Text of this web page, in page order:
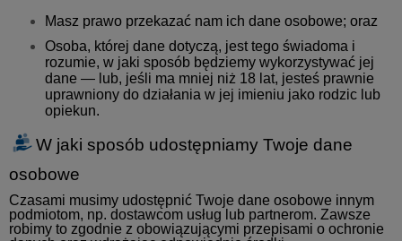
Masz prawo przekazać nam ich dane osobowe; oraz
Osoba, której dane dotyczą, jest tego świadoma i
rozumie, w jaki sposób będziemy wykorzystywać jej
dane — lub, jeśli ma mniej niż 18 lat, jesteś prawnie
uprawniony do działania w jej imieniu jako rodzic lub
opiekun.
W jaki sposób udostępniamy Twoje dane
osobowe
Czasami musimy udostępnić Twoje dane osobowe innym
podmiotom, np. dostawcom usług lub partnerom. Zawsze
robimy to zgodnie z obowiązującymi przepisami o ochronie